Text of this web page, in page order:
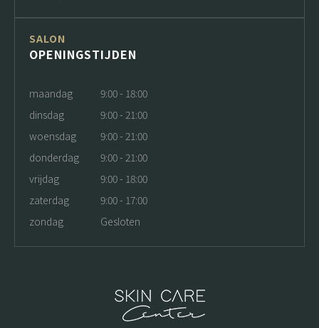
SALON
OPENINGSTIJDEN
maandag
9:00 - 18:00
dinsdag
9:00 - 21:00
woensdag
9:00 - 21:00
donderdag
9:00 - 21:00
vrijdag
9:00 - 18:00
zaterdag
9:00 - 17:00
zondag
Gesloten